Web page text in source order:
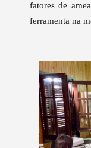
fatores de
ferramenta na